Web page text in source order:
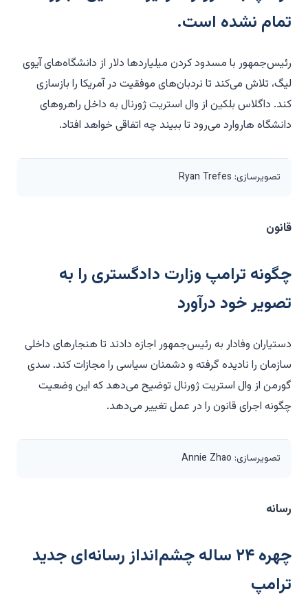
تمام نشده است.
رئیس‌جمهور با مسدود کردن میلیاردها دلار از دانشگاه‌های آیوی
لیگ، تلاش می‌کند تا نردبان‌های موفقیت در آمریکا را بازسازی
کند. داگلاس بلکین از وال استریت ژورنال به داخل راهروهای
دانشگاه هاروارد می‌رود تا ببیند چه اتفاقی خواهد افتاد.
تصویرسازی: Ryan Trefes
قانون
چگونه ترامپ وزارت دادگستری را به
تصویر خود درآورد
دستیاران وفادار به رئیس‌جمهور اجازه دادند تا هنجارهای داخلی
سازمان را نادیده گرفته و دشمنان سیاسی را مجازات کند. سدی
گورمن از وال استریت ژورنال توضیح می‌دهد که این وضعیت
چگونه اجرای قانون را در عمل تغییر می‌دهد.
تصویرسازی: Annie Zhao
رسانه
چهره ۲۴ ساله چشم‌انداز رسانه‌ای جدید
ترامپ